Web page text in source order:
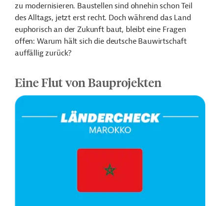
zu modernisieren. Baustellen sind ohnehin schon Teil
des Alltags, jetzt erst recht. Doch während das Land
euphorisch an der Zukunft baut, bleibt eine Fragen
offen: Warum hält sich die deutsche Bauwirtschaft
auffällig zurück?
Eine Flut von Bauprojekten